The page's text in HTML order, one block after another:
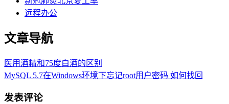
远程办公
文章导航
医用酒精和75度白酒的区别
MySQL 5.7在Windows环境下忘记root用户密码 如何找回
发表评论